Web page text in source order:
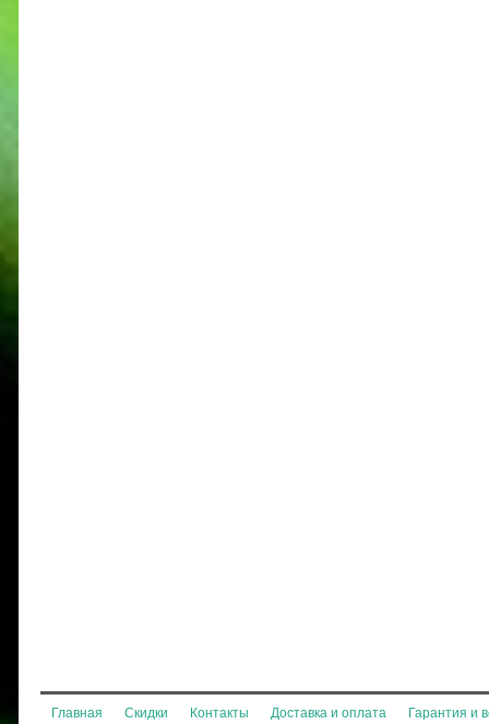
Главная Скидки Контакты Доставка и оплата Гарантия и